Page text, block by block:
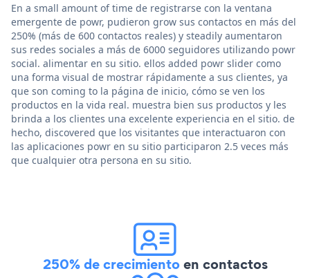
En a small amount of time de registrarse con la ventana
emergente de powr, pudieron grow sus contactos en más del
250% (más de 600 contactos reales) y steadily aumentaron
sus redes sociales a más de 6000 seguidores utilizando powr
social. alimentar en su sitio. ellos added powr slider como
una forma visual de mostrar rápidamente a sus clientes, ya
que son coming to la página de inicio, cómo se ven los
productos en la vida real. muestra bien sus productos y les
brinda a los clientes una excelente experiencia en el sitio. de
hecho, discovered que los visitantes que interactuaron con
las aplicaciones powr en su sitio participaron 2.5 veces más
que cualquier otra persona en su sitio.
250% de crecimientoen contactos